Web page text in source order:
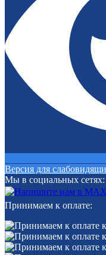
Версия для
Мы в социальных сетях:
Принимаем к оплате: